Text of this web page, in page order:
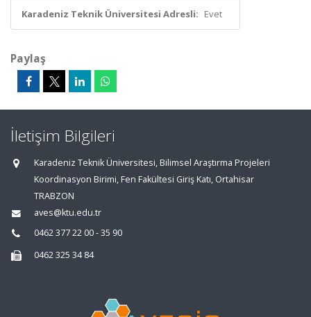
Karadeniz Teknik Üniversitesi Adresli: Evet
Paylaş
İletişim Bilgileri
Karadeniz Teknik Üniversitesi, Bilimsel Araştırma Projeleri
Koordinasyon Birimi, Fen Fakültesi Giriş Katı, Ortahisar
TRABZON
aves@ktu.edu.tr
0462 377 22 00 - 35 90
0462 325 34 84